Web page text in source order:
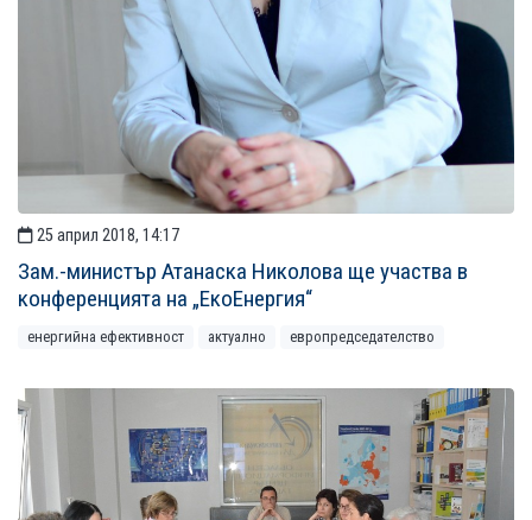
25 април 2018, 14:17
Зам.-министър Атанаска Николова ще участва в
конференцията на „ЕкоЕнергия“
енергийна ефективност актуално европредседателство